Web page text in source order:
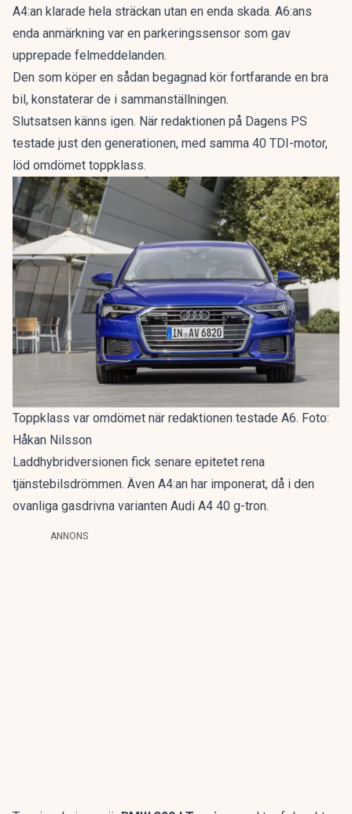
A4:an klarade hela sträckan utan en enda skada. A6:ans
enda anmärkning var en parkeringssensor som gav
upprepade felmeddelanden.
Den som köper en sådan begagnad kör fortfarande en bra
bil, konstaterar de i sammanställningen.
Slutsatsen känns igen. När redaktionen på Dagens PS
testade just den generationen, med samma 40 TDI-motor,
löd omdömet toppklass.
Toppklass var omdömet när redaktionen testade A6. Foto:
Håkan Nilsson
Laddhybridversionen fick senare epitetet rena
tjänstebilsdrömmen. Även A4:an har imponerat, då i den
ovanliga gasdrivna varianten Audi A4 40 g-tron.
ANNONS